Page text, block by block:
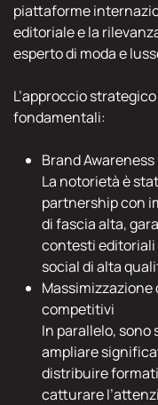
piattaforme
editoriale e la
esperto di moda e
L’approccio
fondamentali:
Brand
La notorietà è
partnership con
di fascia alta,
contesti
social di alta
competitivi
In parallelo,
ampliare
distribuire
catturare